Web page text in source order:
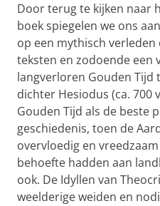
Door terug te kijken naar
boek spiegelen we ons
op een mythisch
teksten en zodoende een
langverloren Gouden Tijd
dichter Hesiodus (ca. 700
Gouden Tijd als de beste
geschiedenis, toen de
overvloedig en
behoefte hadden aan
ook. De Idyllen van
weelderige weiden en